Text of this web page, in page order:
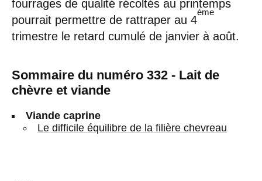
fourrages de qualité récoltés au printemps
pourrait permettre de rattraper au 4
ème
trimestre le retard cumulé de janvier à août.
Sommaire du numéro 332 - Lait de
chèvre et viande
Viande caprine
Le difficile équilibre de la filière chevreau